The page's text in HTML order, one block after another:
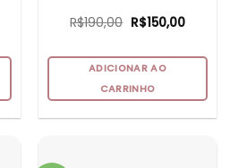
R$190,00 O
preço
era:
R$190,00.
R$150,00O
é:
ADICIONAR AO
CARRINHO